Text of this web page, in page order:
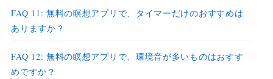
FAQ 11: 無料の瞑想アプリで、タイマーだけのおすすめは
ありますか？
FAQ 12: 無料の瞑想アプリで、環境音が多いものはおすす
めですか？